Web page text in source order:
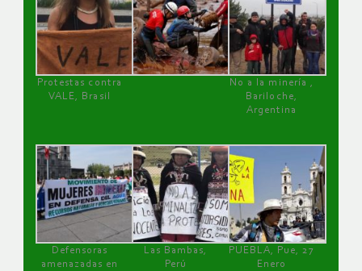
Protestas contra
VALE, Brasil
No a la minería ,
Bariloche,
Argentina
Defensoras
amenazadas en
Las Bambas,
Perú
PUEBLA, Pue, 27
Enero